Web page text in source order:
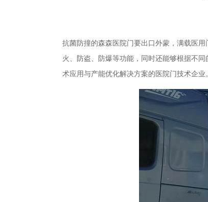
抗菌防撞的森森医院门要出口外蒙，满载医
火、防盗、防爆等功能，同时还能够根据不
术应用与产能优化解决方案的医院门技术企业